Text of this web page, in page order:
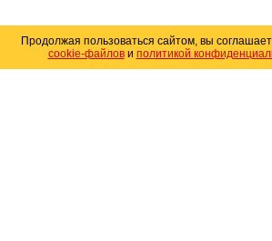
Продолжая пользоваться сайтом, вы
cookie-файлови политикой